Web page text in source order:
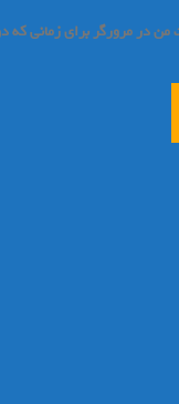
من در مرورگر برای زمانی که